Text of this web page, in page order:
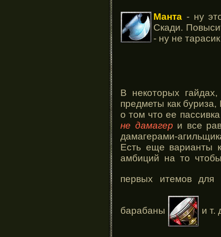
Манта - ну
Скади.
- ну не
В некоторых
предметы как
о том что ее
не дамагер и все
дамагерами-
Есть еще варианты
амбиций на то
первых итемов
барабаны и т.